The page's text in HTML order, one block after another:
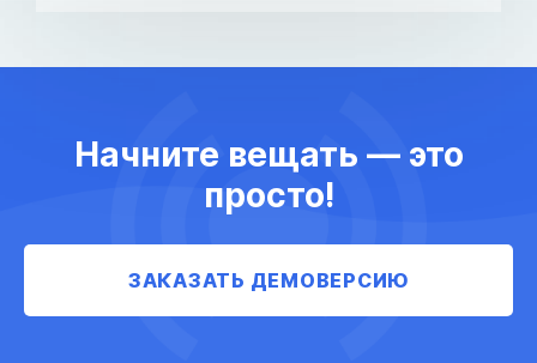
Начните вещать — это
просто!
ЗАКАЗАТЬ ДЕМОВЕРСИЮ